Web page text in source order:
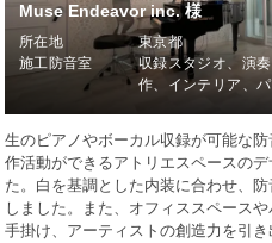
Muse Endeavor inc. 様
所在地
東京都
施工防音室
収録スタジオ、演
作、インテリア、
生のピアノやボーカル収録が可能な
作活動ができるアトリエスペースの
た。白を基調とした内装に合わせ、
しました。また、オフィススペース
手掛け、アーティストの創造力を引